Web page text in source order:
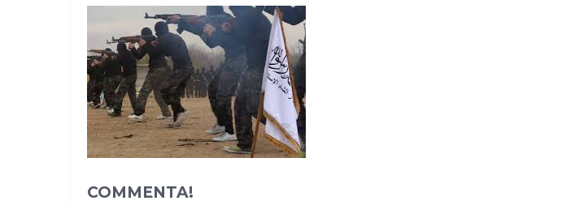
COMMENTA!